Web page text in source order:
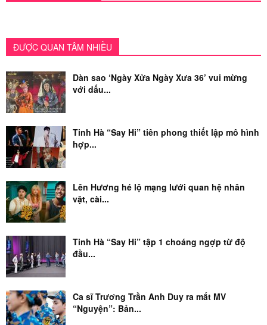
ĐƯỢC QUAN TÂM NHIỀU
Dàn sao ‘Ngày Xửa Ngày Xưa 36’ vui mừng
với dấu...
Tinh Hà “Say Hi” tiên phong thiết lập mô hình
hợp...
Lên Hương hé lộ mạng lưới quan hệ nhân
vật, cài...
Tinh Hà “Say Hi” tập 1 choáng ngợp từ độ
đầu...
Ca sĩ Trương Trần Anh Duy ra mắt MV
“Nguyện”: Bản...